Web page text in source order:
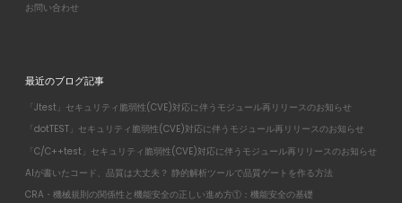
お問い合わせ
最近のブログ記事
「Jtest」セキュリティ脆弱性(CVE)対応に伴うモジュール再リリースのお知らせ
「dotTEST」セキュリティ脆弱性(CVE)対応に伴うモジュール再リリースのお知らせ
「C/C++test」セキュリティ脆弱性(CVE)対応に伴うモジュール再リリースのお知らせ
AIが書いたコード、品質は大丈夫？ 静的解析ツールで品質ゲートを作る方法
CRA・機械規則の関係性と機能安全の正しい進め方①：機能安全の基礎